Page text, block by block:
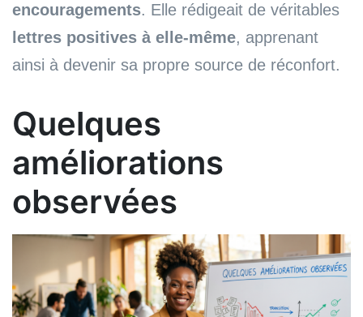
encouragements. Elle rédigeait de véritables
lettres positives à elle-même, apprenant
ainsi à devenir sa propre source de réconfort.
Quelques
améliorations
observées